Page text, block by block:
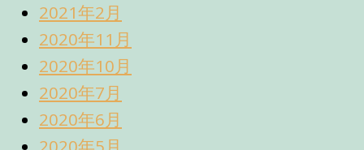
2021年2月
2020年11月
2020年10月
2020年7月
2020年6月